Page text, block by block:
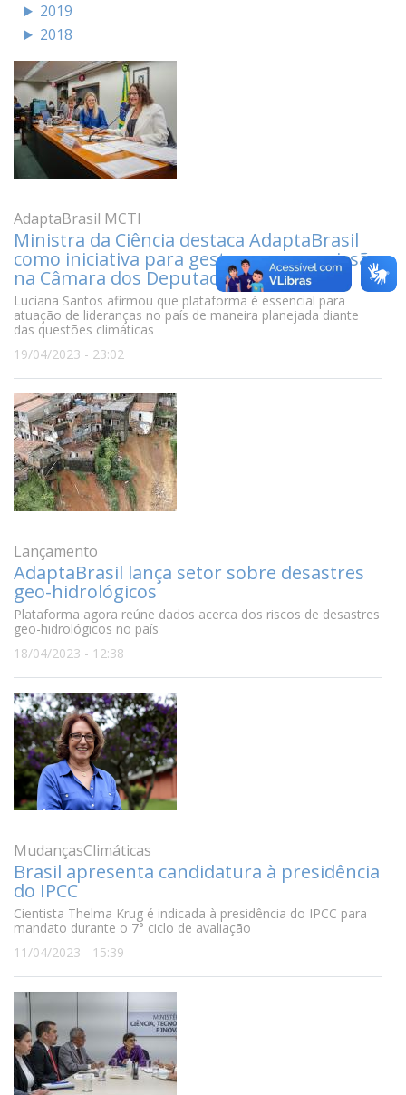
AdaptaBrasil MCTI
Ministra da Ciência destaca AdaptaBrasil
como iniciativa para gestores em comissão
na Câmara dos Deputados
Luciana Santos afirmou que plataforma é essencial para
atuação de lideranças no país de maneira planejada diante
das questões climáticas
19/04/2023 - 23:02
Lançamento
AdaptaBrasil lança setor sobre desastres
geo-hidrológicos
Plataforma agora reúne dados acerca dos riscos de desastres
geo-hidrológicos no país
18/04/2023 - 12:38
MudançasClimáticas
Brasil apresenta candidatura à presidência
do IPCC
Cientista Thelma Krug é indicada à presidência do IPCC para
mandato durante o 7° ciclo de avaliação
11/04/2023 - 15:39
2019
2018